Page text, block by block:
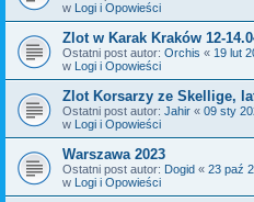
w Logi i Opowieści
Zlot w Karak Kraków 12-
Ostatni post autor: Orchis « 19 lut
w Logi i Opowieści
Zlot Korsarzy ze Skellige,
Ostatni post autor: Jahir « 09 sty
w Logi i Opowieści
Warszawa 2023
Ostatni post autor: Dogid « 23 paź
w Logi i Opowieści